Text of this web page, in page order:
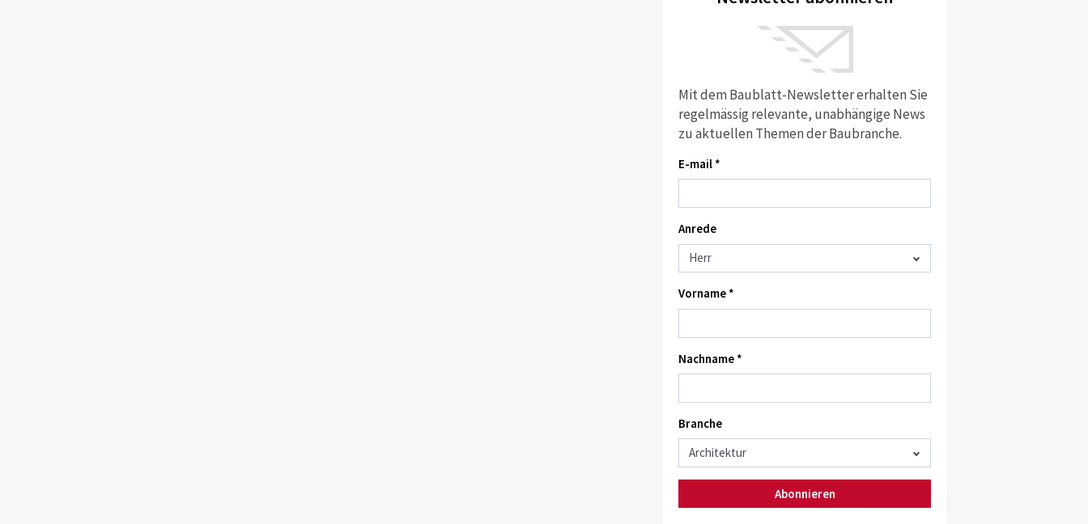
Mit dem Baublatt-Newsletter erhalten Sie
regelmässig relevante, unabhängige News
zu aktuellen Themen der Baubranche.
E-mail *
Anrede
Vorname *
Nachname *
Branche
Abonnieren